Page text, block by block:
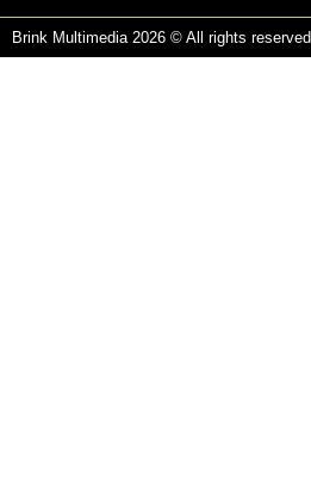
Brink Multimedia 2026 © All rights reserved